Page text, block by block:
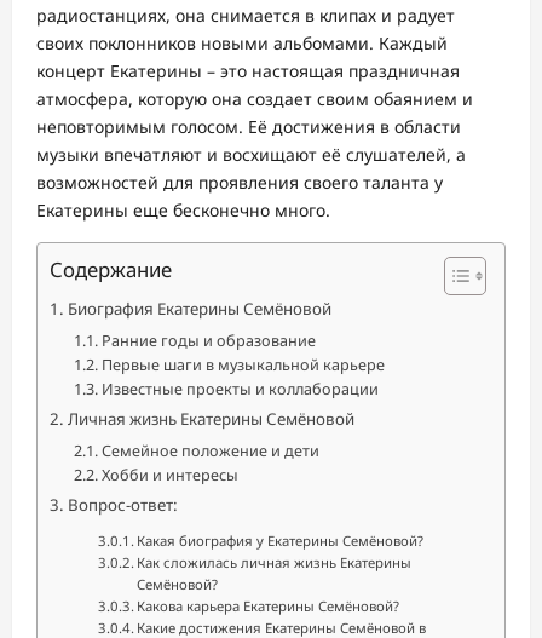
радиостанциях, она снимается в клипах и радует
своих поклонников новыми альбомами. Каждый
концерт Екатерины – это настоящая праздничная
атмосфера, которую она создает своим обаянием и
неповторимым голосом. Её достижения в области
музыки впечатляют и восхищают её слушателей, а
возможностей для проявления своего таланта у
Екатерины еще бесконечно много.
Содержание
Биография Екатерины Семёновой
Ранние годы и образование
Первые шаги в музыкальной карьере
Известные проекты и коллаборации
Личная жизнь Екатерины Семёновой
Семейное положение и дети
Хобби и интересы
Вопрос-ответ:
Какая биография у Екатерины Семёновой?
Как сложилась личная жизнь Екатерины
Семёновой?
Какова карьера Екатерины Семёновой?
Какие достижения Екатерины Семёновой в